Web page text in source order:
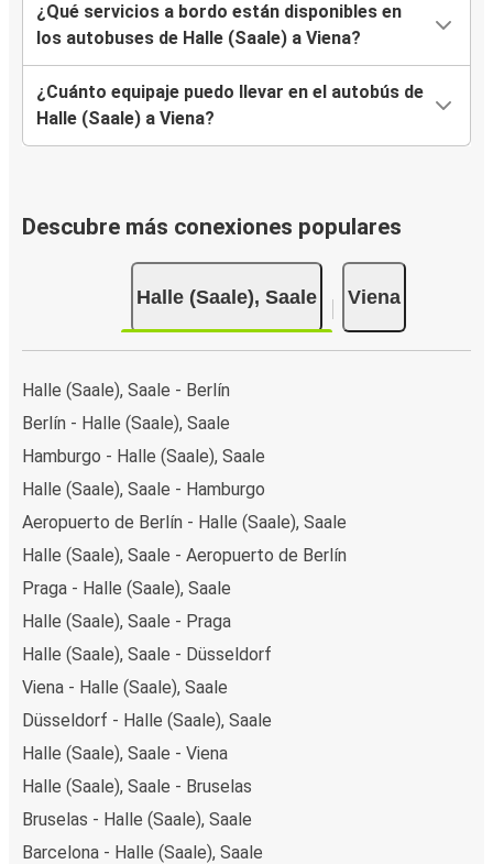
¿Qué servicios a bordo están disponibles en
los autobuses de Halle (Saale) a Viena?
¿Cuánto equipaje puedo llevar en el autobús de
Halle (Saale) a Viena?
Descubre más conexiones populares
Halle (Saale), Saale Viena
Halle (Saale), Saale - Berlín
Berlín - Halle (Saale), Saale
Hamburgo - Halle (Saale), Saale
Halle (Saale), Saale - Hamburgo
Aeropuerto de Berlín - Halle (Saale), Saale
Halle (Saale), Saale - Aeropuerto de Berlín
Praga - Halle (Saale), Saale
Halle (Saale), Saale - Praga
Halle (Saale), Saale - Düsseldorf
Viena - Halle (Saale), Saale
Düsseldorf - Halle (Saale), Saale
Halle (Saale), Saale - Viena
Halle (Saale), Saale - Bruselas
Bruselas - Halle (Saale), Saale
Barcelona - Halle (Saale), Saale